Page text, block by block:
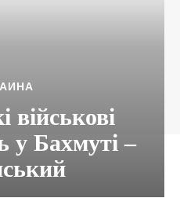
військові
у Бахмуті –